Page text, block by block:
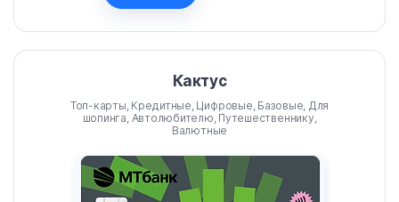
Кактус
Топ-карты, Кредитные, Цифровые, Базовые, Для
шопинга, Автолюбителю, Путешественнику,
Валютные